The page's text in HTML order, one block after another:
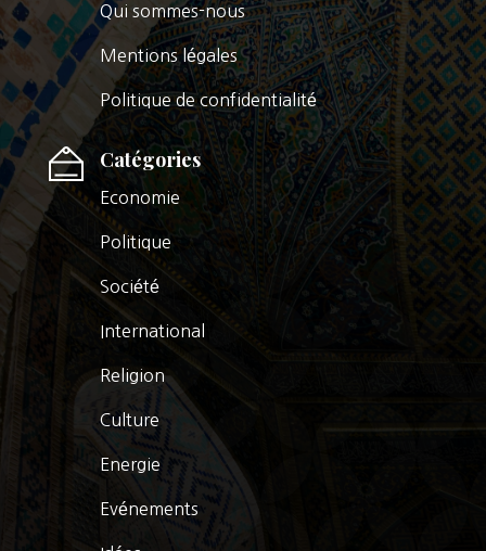
Qui sommes-nous
Mentions légales
Politique de confidentialité
Catégories
Economie
Politique
Société
International
Religion
Culture
Energie
Evénements